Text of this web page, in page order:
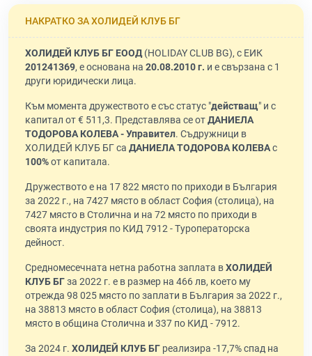
НАКРАТКО ЗА ХОЛИДЕЙ КЛУБ БГ
ХОЛИДЕЙ КЛУБ БГ ЕООД(HOLIDAY CLUB BG), с ЕИК
201241369, е основана на 20.08.2010 г. и е свързана с 1
други юридически лица.
Към момента дружеството е със статус "действащ" и с
капитал от € 511,3. Представлява се отДАНИЕЛА
ТОДОРОВА КОЛЕВА - Управител. Съдружници в
ХОЛИДЕЙ КЛУБ БГ са ДАНИЕЛА ТОДОРОВА КОЛЕВАс
100%от капитала.
Дружеството е на 17 822 място по приходи в България
за 2022 г., на 7427 място в област София (столица), на
7427 място в Столична и на 72 място по приходи в
своята индустрия по КИД 7912 - Туроператорска
дейност.
Средномесечната нетна работна заплата вХОЛИДЕЙ
КЛУБ БГза 2022 г. е в размер на 466 лв, което му
отрежда 98 025 място по заплати в България за 2022 г.,
на 38813 място в област София (столица), на 38813
място в община Столична и 337 по КИД - 7912.
За 2024 г. ХОЛИДЕЙ КЛУБ БГ реализира -17,7% спад на